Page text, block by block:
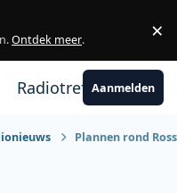
Ontdek meer. ×
RadiotrefpuntAanmelden
Plannen rond